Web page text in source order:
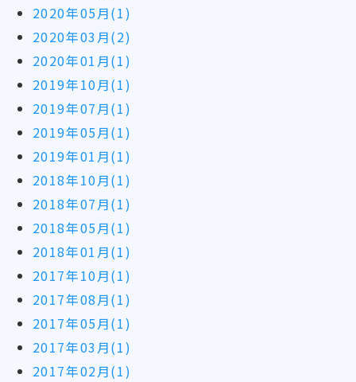
2020年05月(1)
2020年03月(2)
2020年01月(1)
2019年10月(1)
2019年07月(1)
2019年05月(1)
2019年01月(1)
2018年10月(1)
2018年07月(1)
2018年05月(1)
2018年01月(1)
2017年10月(1)
2017年08月(1)
2017年05月(1)
2017年03月(1)
2017年02月(1)